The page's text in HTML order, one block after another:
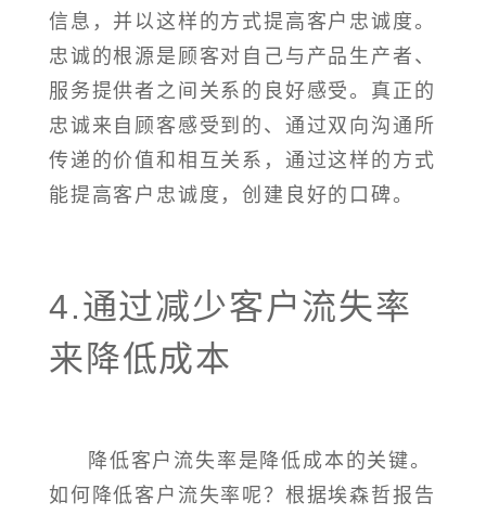
信息，并以这样的方式提高客户忠诚度。
忠诚的根源是顾客对自己与产品生产者、
服务提供者之间关系的良好感受。真正的
忠诚来自顾客感受到的、通过双向沟通所
传递的价值和相互关系，通过这样的方式
能提高客户忠诚度，创建良好的口碑。
4.通过减少客户流失率
来降低成本
降低客户流失率是降低成本的关键。
如何降低客户流失率呢？根据埃森哲报告